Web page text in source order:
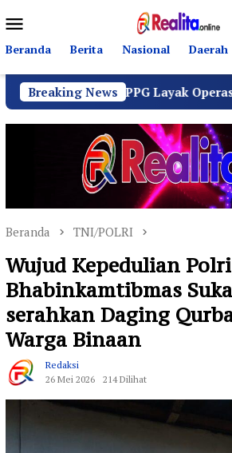
ke
kontenMobile
Beranda Berita Nasional Daerah
Breaking News
SPPG Layak Operasi 4
Beranda TNI/POLRI
Wujud Kepedulian
Bhabinkamtibmas
serahkan Daging
Warga Binaan
Redaksi
26 Mei 2026
214 Dilihat